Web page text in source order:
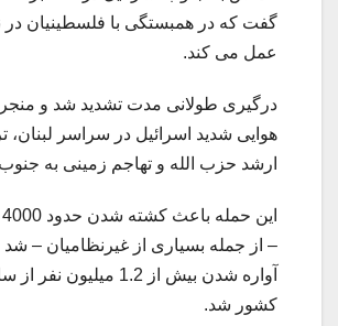
گفت که در همبستگی با فلسطینیان در
عمل می کند.
درگیری طولانی مدت تشدید شد و منجر
هوایی شدید اسرائیل در سراسر لبنان،
ارشد حزب الله و تهاجم زمینی به
– از جمله بسیاری از غیرنظامیان – شد
آواره شدن بیش از 1.2 میلیون
کشور شد.